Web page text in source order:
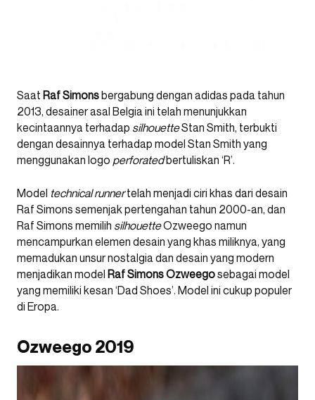
Saat Raf Simonsbergabung dengan adidas pada tahun
2013, desainer asal Belgia ini telah menunjukkan
kecintaannya terhadap silhouetteStan Smith, terbukti
dengan desainnya terhadap model Stan Smith yang
menggunakan logo perforatedbertuliskan ‘R’.
Model technical runnertelah menjadi ciri khas dari desain
Raf Simons semenjak pertengahan tahun 2000-an, dan
Raf Simons memilih silhouetteOzweego namun
mencampurkan elemen desain yang khas miliknya, yang
memadukan unsur nostalgia dan desain yang modern
menjadikan model Raf Simons Ozweegosebagai model
yang memiliki kesan ‘Dad Shoes’. Model ini cukup populer
di Eropa.
Ozweego 2019